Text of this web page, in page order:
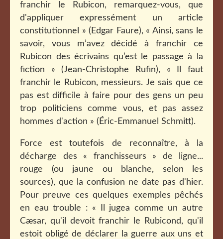
franchir le Rubicon, remarquez-vous, que
d'appliquer expressément un article
constitutionnel » (Edgar Faure), « Ainsi, sans le
savoir, vous m’avez décidé à franchir ce
Rubicon des écrivains qu’est le passage à la
fiction » (Jean-Christophe Rufin), « Il faut
franchir le Rubicon, messieurs. Je sais que ce
pas est difficile à faire pour des gens un peu
trop politiciens comme vous, et pas assez
hommes d'action » (Éric-Emmanuel Schmitt).
Force est toutefois de reconnaître, à la
décharge des « franchisseurs » de ligne...
rouge (ou jaune ou blanche, selon les
sources), que la confusion ne date pas d'hier.
Pour preuve ces quelques exemples pêchés
en eau trouble : « Il jugea comme un autre
Cæsar, qu'il devoit franchir le Rubicond, qu'il
estoit obligé de déclarer la guerre aux uns et